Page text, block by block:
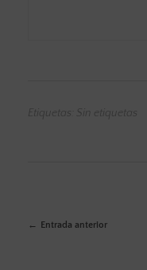
Etiquetas: Sin etiquetas
Entrada anterior